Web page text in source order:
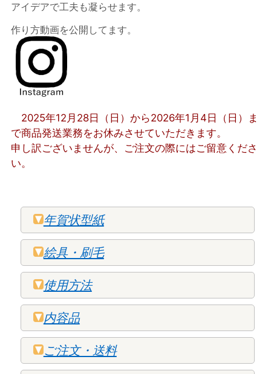
アイデアで工夫も凝らせます。
作り方動画を公開してます。
2025年12月28日（日）から2026年1月4日（日）ま
で商品発送業務をお休みさせていただきます。
申し訳ございませんが、ご注文の際にはご留意くださ
い。
年賀状型紙
絵具・刷毛
使用方法
内容品
ご注文・送料